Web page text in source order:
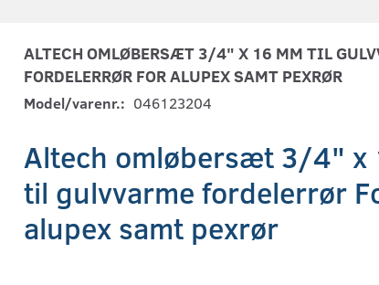
ALTECH OMLØBERSÆT 3/4" X 16 MM TIL
FORDELERRØR FOR ALUPEX SAMT PEXRØR
Model/varenr.: 046123204
Altech omløbersæt 3/4" x
til gulvvarme fordelerrør
alupex samt pexrør